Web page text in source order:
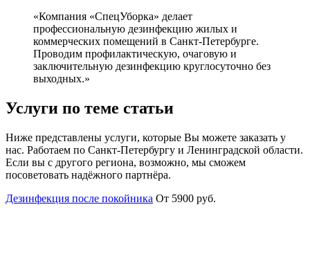
«Компания «СпецУборка» делает
профессиональную дезинфекцию жилых и
коммерческих помещений в Санкт-Петербурге.
Проводим профилактическую, очаговую и
заключительную дезинфекцию круглосуточно без
выходных.»
Услуги по теме статьи
Ниже представлены услуги, которые Вы можете заказать у
нас. Работаем по Санкт-Петербургу и Ленинградской области.
Если вы с другого региона, возможно, мы сможем
посоветовать надёжного партнёра.
Дезинфекция после покойника От 5900 руб.